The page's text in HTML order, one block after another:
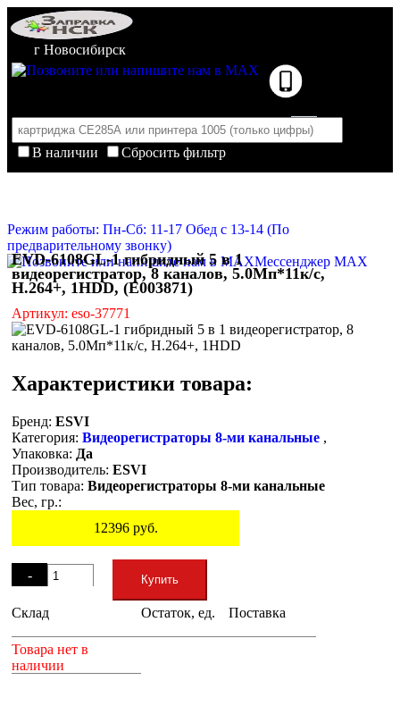
г Новосибирск
В наличии
Сбросить фильтр
Корзина пуста
Режим работы: Пн-Сб: 11-17 Обед с 13-14 (По
предварительному звонку)
Мессенджер MAX
EVD-6108GL-1 гибридный 5 в 1
видеорегистратор, 8 каналов, 5.0Мп*11к/с,
H.264+, 1HDD, (E003871)
Артикул: eso-37771
Характеристики товара:
Бренд: ESVI
Категория: Видеорегистраторы 8-ми канальные ,
Упаковка: Да
Производитель: ESVI
Тип товара: Видеорегистраторы 8-ми канальные
Вес, гр.:
12396руб.
-
+
Купить
Склад Остаток, ед. Поставка
Товара нет в
наличии